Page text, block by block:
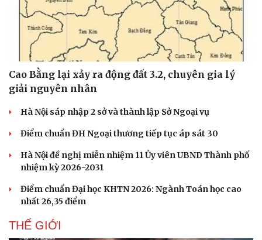
Cao Bằng lại xảy ra động đất 3.2, chuyên gia lý
giải nguyên nhân
Hà Nội sáp nhập 2 sở và thành lập Sở Ngoại vụ
Điểm chuẩn ĐH Ngoại thương tiếp tục áp sát 30
Hà Nội đề nghị miễn nhiệm 11 Ủy viên UBND Thành phố
nhiệm kỳ 2026-2031
Điểm chuẩn Đại học KHTN 2026: Ngành Toán học cao
nhất 26,35 điểm
THẾ GIỚI